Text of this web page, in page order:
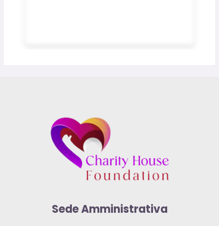
Sede Amministrativa